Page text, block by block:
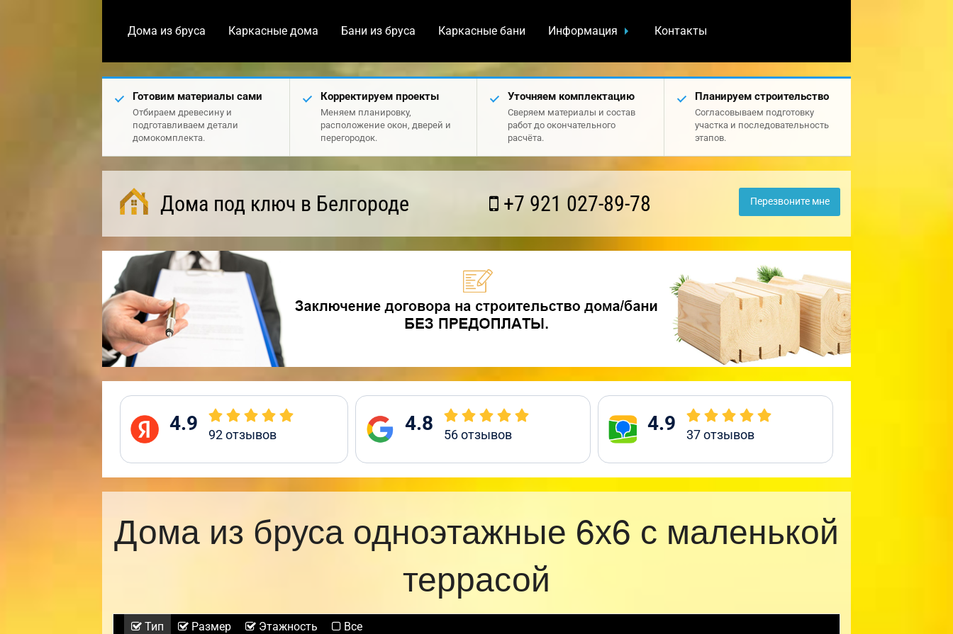
Дома из бруса Каркасные дома Бани из бруса Каркасные бани Информация Контакты
Готовим материалы сами
Отбираем древесину и
подготавливаем детали
домокомплекта.
Корректируем проекты
Меняем планировку,
расположение окон, дверей и
перегородок.
Уточняем комплектацию
Сверяем материалы и состав
работ до окончательного
расчёта.
Планируем строительство
Согласовываем подготовку
участка и последовательность
этапов.
Дома под ключ в Белгороде +7 921 027-89-78 Перезвоните мне
4.9 92отзывов 4.8 56отзывов 4.9 37отзывов
Дома из бруса одноэтажные 6х6 с маленькой
террасой
Тип Размер Этажность Все